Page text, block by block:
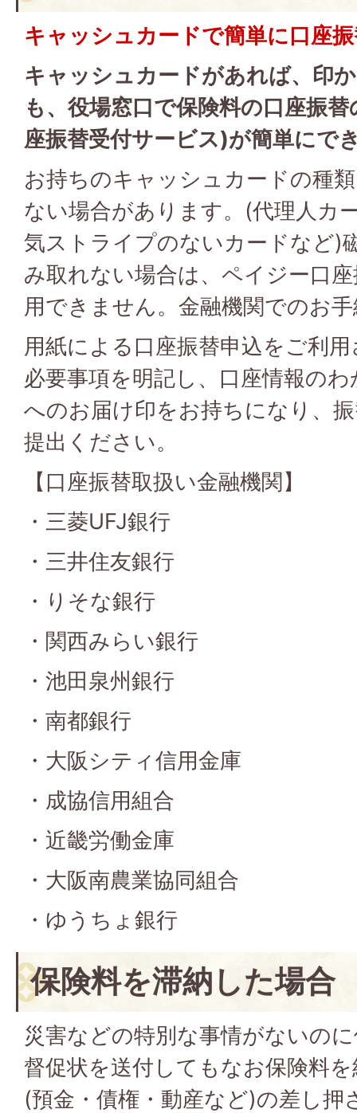
キャッシュカードで簡単に口座
キャッシュカードがあれば、印
も、役場窓口で保険料の口座振
座振替受付サービス)が簡単にで
お持ちのキャッシュカードの種
ない場合があります。(代理人カ
気ストライプのないカードなど)
み取れない場合は、ペイジー口
用できません。金融機関でのお
用紙による口座振替申込をご利
必要事項を明記し、口座情報の
へのお届け印をお持ちになり、
提出ください。
【口座振替取扱い金融機関】
・三菱UFJ銀行
・三井住友銀行
・りそな銀行
・関西みらい銀行
・池田泉州銀行
・南都銀行
・大阪シティ信用金庫
・成協信用組合
・近畿労働金庫
・大阪南農業協同組合
・ゆうちょ銀行
保険料を滞納した場合
災害などの特別な事情がないの
督促状を送付してもなお保険料
(預金・債権・動産など)の差し押